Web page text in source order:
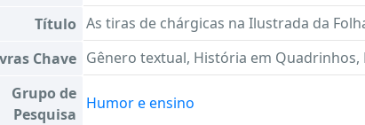
Título As tiras de chárgicas na Ilustrada da
Chave Gênero textual, História em Quadrinhos,
Grupo de
Pesquisa
Humor e ensino